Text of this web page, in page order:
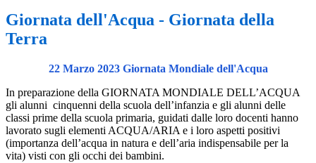
Giornata dell'Acqua - Giornata della
Terra
22 Marzo 2023 Giornata Mondiale dell'Acqua
In preparazione della GIORNATA MONDIALE DELL’ACQUA
gli alunni cinquenni della scuola dell’infanzia e gli alunni delle
classi prime della scuola primaria, guidati dalle loro docenti hanno
lavorato sugli elementi ACQUA/ARIA e i loro aspetti positivi
(importanza dell’acqua in natura e dell’aria indispensabile per la
vita) visti con gli occhi dei bambini.